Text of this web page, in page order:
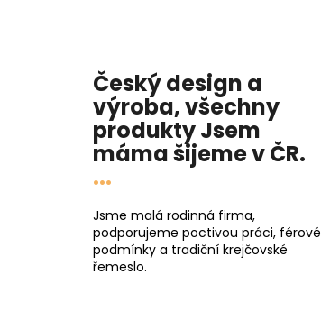
Český design a
výroba, všechny
produktyJsem
mámašijeme v ČR.
...
Jsme malá rodinná firma,
podporujeme poctivou práci, férové
podmínky a tradiční krejčovské
řemeslo.